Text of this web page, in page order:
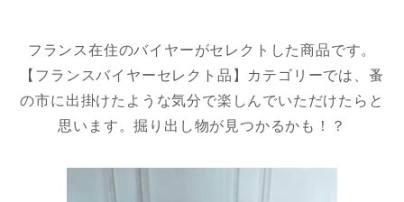
フランス在住のバイヤーがセレクトした商品です。
【フランスバイヤーセレクト品】カテゴリーでは、蚤
の市に出掛けたような気分で楽しんでいただけたらと
思います。掘り出し物が見つかるかも！？